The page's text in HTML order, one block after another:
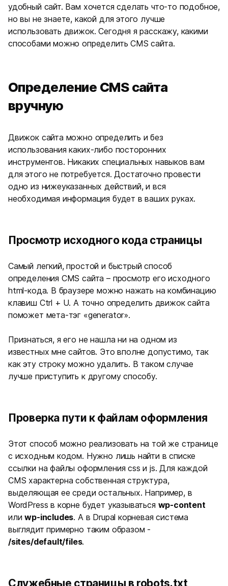
удобный сайт. Вам хочется сделать что-то подобное,
но вы не знаете, какой для этого лучше
использовать движок. Сегодня я расскажу, какими
способами можно определить CMS сайта.
Определение CMS сайта
вручную
Движок сайта можно определить и без
использования каких-либо посторонних
инструментов. Никаких специальных навыков вам
для этого не потребуется. Достаточно провести
одно из нижеуказанных действий, и вся
необходимая информация будет в ваших руках.
Просмотр исходного кода страницы
Самый легкий, простой и быстрый способ
определения CMS сайта – просмотр его исходного
html-кода. В браузере можно нажать на комбинацию
клавиш Ctrl + U. А точно определить движок сайта
поможет мета-тэг «generator».
Признаться, я его не нашла ни на одном из
известных мне сайтов. Это вполне допустимо, так
как эту строку можно удалить. В таком случае
лучше приступить к другому способу.
Проверка пути к файлам оформления
Этот способ можно реализовать на той же странице
с исходным кодом. Нужно лишь найти в списке
ссылки на файлы оформления css и js. Для каждой
CMS характерна собственная структура,
выделяющая ее среди остальных. Например, в
WordPress в корне будет указываться wp-content
илиwp-includes. А в Drupal корневая система
выглядит примерно таким образом -
/sites/default/files.
Служебные страницы в robots.txt